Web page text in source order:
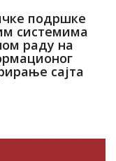
подршке
системима
раду на
сајта